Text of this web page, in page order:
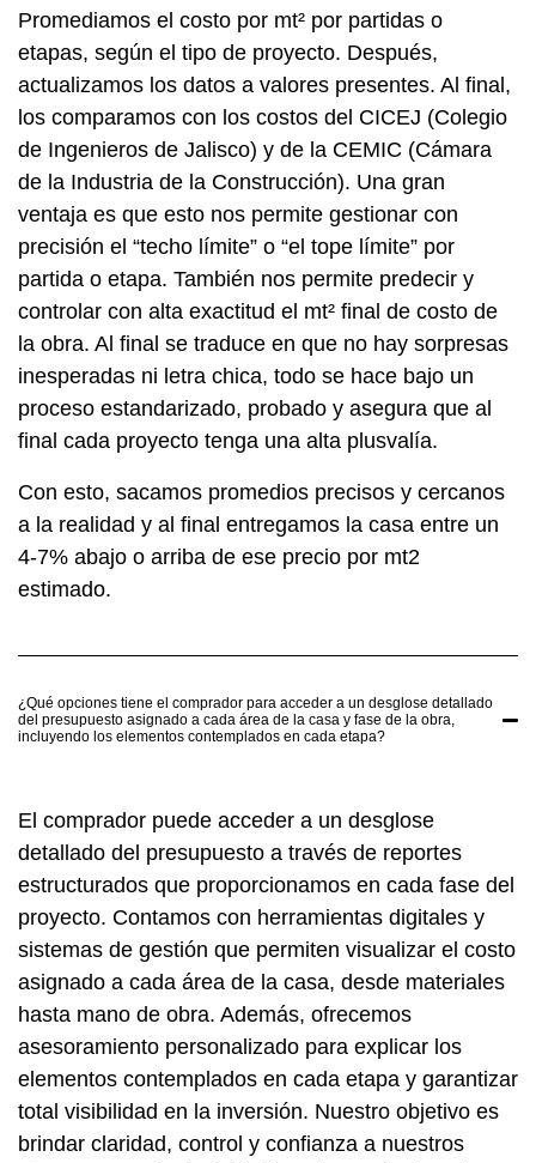
Promediamos el costo por mt² por partidas o
etapas, según el tipo de proyecto. Después,
actualizamos los datos a valores presentes. Al final,
los comparamos con los costos del CICEJ (Colegio
de Ingenieros de Jalisco) y de la CEMIC (Cámara
de la Industria de la Construcción). Una gran
ventaja es que esto nos permite gestionar con
precisión el “techo límite” o “el tope límite” por
partida o etapa. También nos permite predecir y
controlar con alta exactitud el mt² final de costo de
la obra. Al final se traduce en que no hay sorpresas
inesperadas ni letra chica, todo se hace bajo un
proceso estandarizado, probado y asegura que al
final cada proyecto tenga una alta plusvalía.
Con esto, sacamos promedios precisos y cercanos
a la realidad y al final entregamos la casa entre un
4-7% abajo o arriba de ese precio por mt2
estimado.
¿Qué opciones tiene el comprador para acceder a un desglose detallado
del presupuesto asignado a cada área de la casa y fase de la obra,
incluyendo los elementos contemplados en cada etapa?
El comprador puede acceder a un desglose
detallado del presupuesto a través de reportes
estructurados que proporcionamos en cada fase del
proyecto. Contamos con herramientas digitales y
sistemas de gestión que permiten visualizar el costo
asignado a cada área de la casa, desde materiales
hasta mano de obra. Además, ofrecemos
asesoramiento personalizado para explicar los
elementos contemplados en cada etapa y garantizar
total visibilidad en la inversión. Nuestro objetivo es
brindar claridad, control y confianza a nuestros